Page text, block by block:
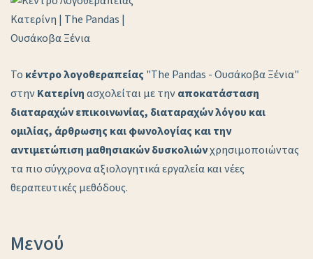
Το κέντρο λογοθεραπείας "The Pandas - Ουσάκοβα Ξένια"
στηνΚατερίνηασχολείται με τηναποκατάσταση
διαταραχών επικοινωνίας, διαταραχών λόγου και
ομιλίας, άρθρωσης και φωνολογίας και την
αντιμετώπιση μαθησιακών δυσκολιώνχρησιμοποιώντας
τα πιο σύγχρονα αξιολογητικά εργαλεία και νέες
θεραπευτικές μεθόδους.
Μενού